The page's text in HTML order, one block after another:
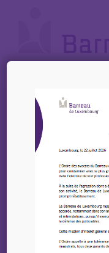
Accueil News
Passerell – Invitation à
par les administrateurs
une
des